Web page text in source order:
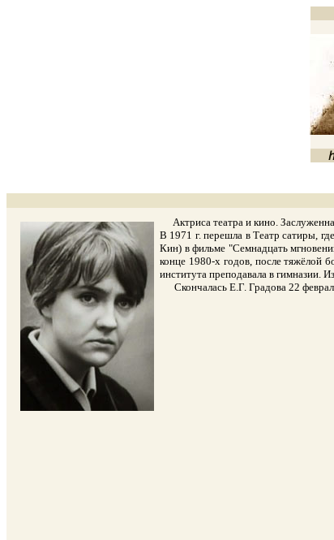
Актриса театра и кино.
В 1971 г. перешла в Театр сатиры,
Кин) в фильме "Семнадцать
конце 1980-х годов, после тяжёлой
института преподавала в гимназии.
Скончалась Е.Г. Градова 22